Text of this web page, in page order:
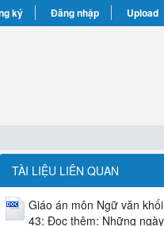
ký Đăng nhập Upload
TÀI LIỆU LIÊN QUAN
Giáo án môn Ngữ văn
43: Đọc thêm: Những